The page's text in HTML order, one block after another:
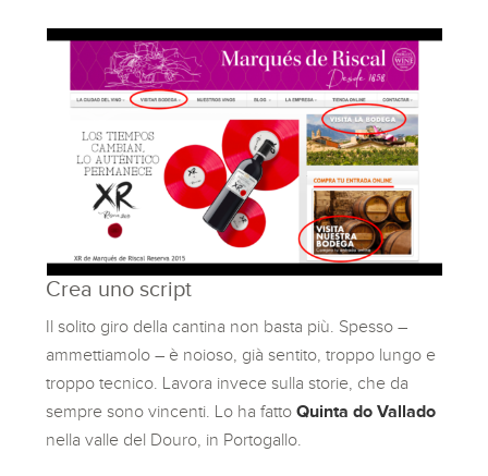
Crea uno script
Il solito giro della cantina non basta più. Spesso –
ammettiamolo – è noioso, già sentito, troppo lungo e
troppo tecnico. Lavora invece sulla storie, che da
sempre sono vincenti. Lo ha fattoQuinta do Vallado
nella valle del Douro, in Portogallo.